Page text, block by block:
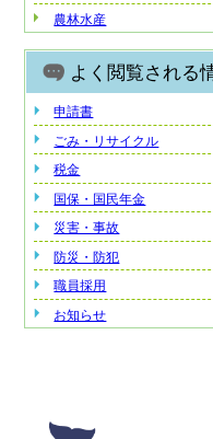
農林水産
よく閲覧される
申請書
ごみ・リサイクル
税金
国保・国民年金
災害・事故
防災・防犯
職員採用
お知らせ